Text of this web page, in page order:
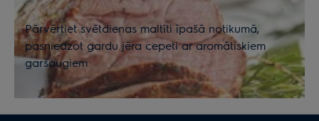
Pārvērtiet svētdienas maltīti īpašā notikumā,
pasniedzot gardu jēra cepeti ar aromātiskiem
garšaugiem